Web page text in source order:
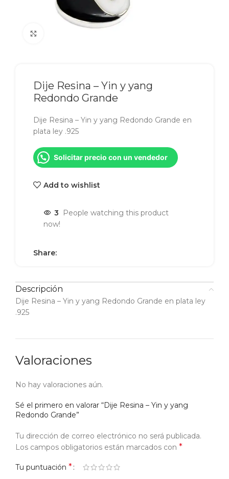
Dije Resina – Yin y yang
Redondo Grande
Dije Resina – Yin y yang Redondo Grande en
plata ley .925
Solicitar precio con un vendedor
Add to wishlist
3
People watching this product
now!
Share:
Descripción
Dije Resina – Yin y yang Redondo Grande en plata ley
.925
Valoraciones
No hay valoraciones aún.
Sé el primero en valorar “Dije Resina – Yin y yang
Redondo Grande”
Tu dirección de correo electrónico no será publicada.
Los campos obligatorios están marcados con *
Tu puntuación *